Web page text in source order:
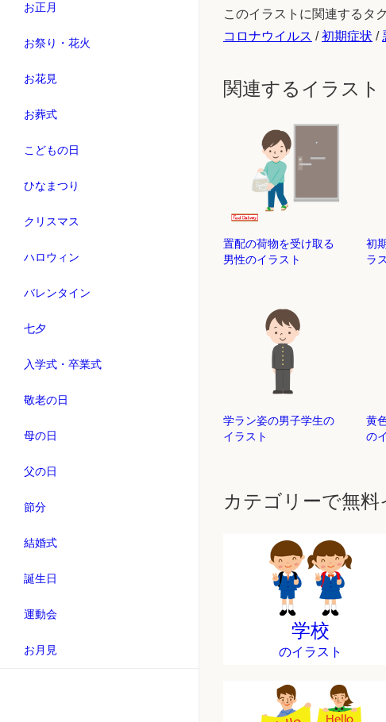
お正月
お祭り・花火
お花見
お葬式
こどもの日
ひなまつり
クリスマス
ハロウィン
バレンタイン
七夕
入学式・卒業式
敬老の日
母の日
父の日
節分
結婚式
誕生日
運動会
お月見
このイラストに関連するタ
コロナウイルス /初期症状 /
関連するイラスト
置配の荷物を受け取る
男性のイラスト
初
ラ
学ラン姿の男子学生の
イラスト
黄
の
カテゴリーで無料
学校
のイラスト